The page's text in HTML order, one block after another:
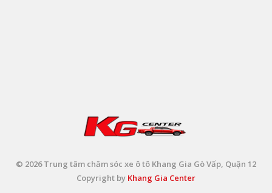
© 2026 Trung tâm chăm sóc xe ô tô Khang Gia Gò Vấp, Quận 12
Copyright by Khang Gia Center